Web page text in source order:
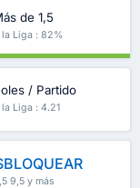
de 1,5
Liga : 82%
/ Partido
Liga : 4.21
9,5 y más